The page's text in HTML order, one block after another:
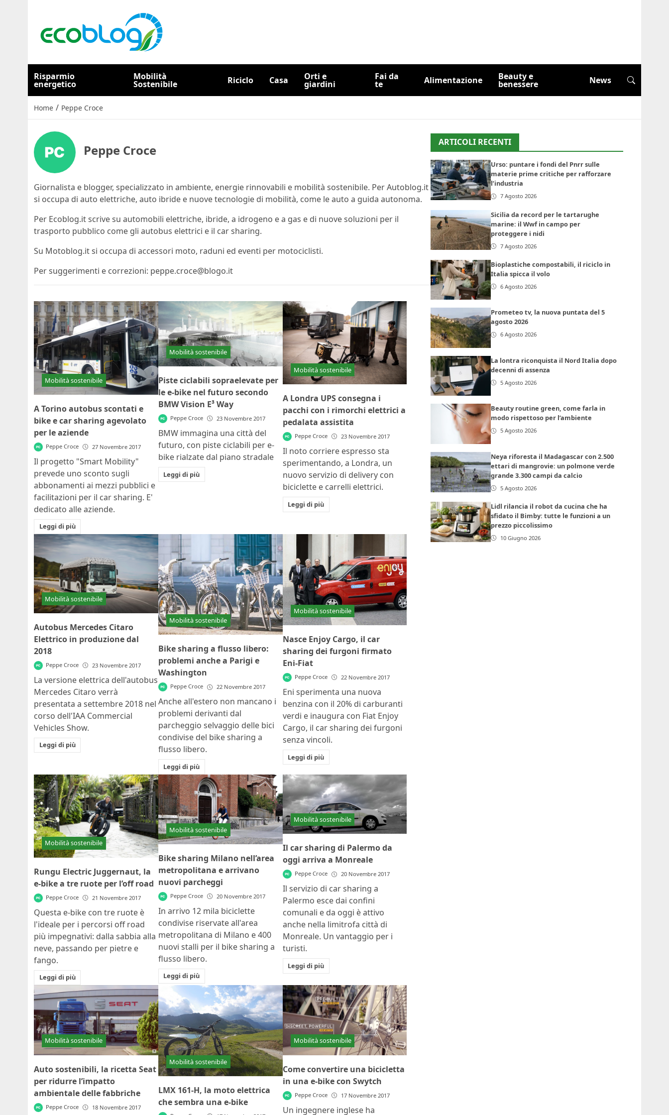
Risparmio
energetico
Mobilità
Sostenibile Riciclo Casa Orti e
giardini
Fai da
te Alimentazione Beauty e
benessere News
Home / Peppe Croce
Peppe Croce
Giornalista e blogger, specializzato in ambiente, energie rinnovabili e mobilità sostenibile. Per Autoblog.it
si occupa di auto elettriche, auto ibride e nuove tecnologie di mobilità, come le auto a guida autonoma.
Per Ecoblog.it scrive su automobili elettriche, ibride, a idrogeno e a gas e di nuove soluzioni per il
trasporto pubblico come gli autobus elettrici e il car sharing.
Su Motoblog.it si occupa di accessori moto, raduni ed eventi per motociclisti.
Per suggerimenti e correzioni: peppe.croce@blogo.it
Mobilità sostenibile
A Torino autobus scontati e
bike e car sharing agevolato
per le aziende
Peppe Croce 27 Novembre 2017
Il progetto "Smart Mobility"
prevede uno sconto sugli
abbonamenti ai mezzi pubblici e
facilitazioni per il car sharing. E'
dedicato alle aziende.
Leggi di più
Mobilità sostenibile
Piste ciclabili sopraelevate per
le e-bike nel futuro secondo
BMW Vision E³ Way
Peppe Croce 23 Novembre 2017
BMW immagina una città del
futuro, con piste ciclabili per e-
bike rialzate dal piano stradale
Leggi di più
Mobilità sostenibile
A Londra UPS consegna i
pacchi con i rimorchi elettrici a
pedalata assistita
Peppe Croce 23 Novembre 2017
Il noto corriere espresso sta
sperimentando, a Londra, un
nuovo servizio di delivery con
biciclette e carrelli elettrici.
Leggi di più
Mobilità sostenibile
Autobus Mercedes Citaro
Elettrico in produzione dal
2018
Peppe Croce 23 Novembre 2017
La versione elettrica dell'autobus
Mercedes Citaro verrà
presentata a settembre 2018 nel
corso dell'IAA Commercial
Vehicles Show.
Leggi di più
Mobilità sostenibile
Bike sharing a flusso libero:
problemi anche a Parigi e
Washington
Peppe Croce 22 Novembre 2017
Anche all'estero non mancano i
problemi derivanti dal
parcheggio selvaggio delle bici
condivise del bike sharing a
flusso libero.
Leggi di più
Mobilità sostenibile
Nasce Enjoy Cargo, il car
sharing dei furgoni firmato
Eni-Fiat
Peppe Croce 22 Novembre 2017
Eni sperimenta una nuova
benzina con il 20% di carburanti
verdi e inaugura con Fiat Enjoy
Cargo, il car sharing dei furgoni
senza vincoli.
Leggi di più
Mobilità sostenibile
Rungu Electric Juggernaut, la
e-bike a tre ruote per l’off road
Peppe Croce 21 Novembre 2017
Questa e-bike con tre ruote è
l'ideale per i percorsi off road
più impegnativi: dalla sabbia alla
neve, passando per pietre e
fango.
Leggi di più
Mobilità sostenibile
Bike sharing Milano nell’area
metropolitana e arrivano
nuovi parcheggi
Peppe Croce 20 Novembre 2017
In arrivo 12 mila biciclette
condivise riservate all'area
metropolitana di Milano e 400
nuovi stalli per il bike sharing a
flusso libero.
Leggi di più
Mobilità sostenibile
Il car sharing di Palermo da
oggi arriva a Monreale
Peppe Croce 20 Novembre 2017
Il servizio di car sharing a
Palermo esce dai confini
comunali e da oggi è attivo
anche nella limitrofa città di
Monreale. Un vantaggio per i
turisti.
Leggi di più
Mobilità sostenibile
Auto sostenibili, la ricetta Seat
per ridurre l’impatto
ambientale delle fabbriche
Peppe Croce 18 Novembre 2017
Mobilità sostenibile
LMX 161-H, la moto elettrica
che sembra una e-bike
Mobilità sostenibile
Come convertire una bicicletta
in una e-bike con Swytch
Peppe Croce 17 Novembre 2017
Un ingegnere inglese ha
ARTICOLI RECENTI
Urso: puntare i fondi del Pnrr sulle
materie prime critiche per rafforzare
l’industria
7 Agosto 2026
Sicilia da record per le tartarughe
marine: il Wwf in campo per
proteggere i nidi
7 Agosto 2026
Bioplastiche compostabili, il riciclo in
Italia spicca il volo
6 Agosto 2026
Prometeo tv, la nuova puntata del 5
agosto 2026
6 Agosto 2026
La lontra riconquista il Nord Italia dopo
decenni di assenza
5 Agosto 2026
Beauty routine green, come farla in
modo rispettoso per l’ambiente
5 Agosto 2026
Neya riforesta il Madagascar con 2.500
ettari di mangrovie: un polmone verde
grande 3.300 campi da calcio
5 Agosto 2026
Lidl rilancia il robot da cucina che ha
sfidato il Bimby: tutte le funzioni a un
prezzo piccolissimo
10 Giugno 2026